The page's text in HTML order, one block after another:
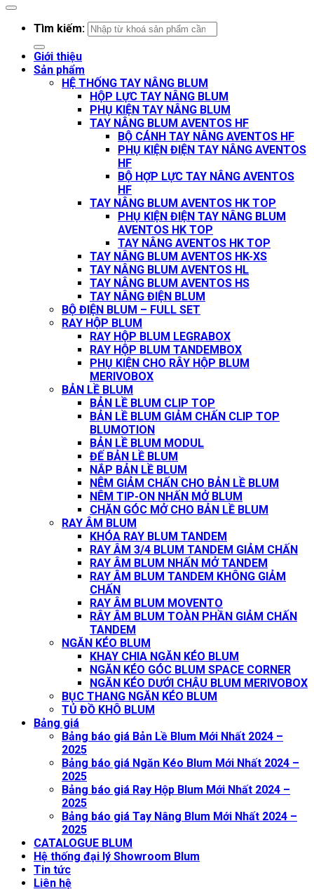
Tìm kiếm:
Giới thiệu
Sản phẩm
HỆ THỐNG TAY NÂNG BLUM
HỘP LỰC TAY NÂNG BLUM
PHỤ KIỆN TAY NÂNG BLUM
TAY NÂNG BLUM AVENTOS HF
BỘ CÁNH TAY NÂNG AVENTOS HF
PHỤ KIỆN ĐIỆN TAY NÂNG AVENTOS
HF
BỘ HỢP LỰC TAY NÂNG AVENTOS
HF
TAY NÂNG BLUM AVENTOS HK TOP
PHỤ KIỆN ĐIỆN TAY NÂNG BLUM
AVENTOS HK TOP
TAY NÂNG AVENTOS HK TOP
TAY NÂNG BLUM AVENTOS HK-XS
TAY NÂNG BLUM AVENTOS HL
TAY NÂNG BLUM AVENTOS HS
TAY NÂNG ĐIỆN BLUM
BỘ ĐIỆN BLUM – FULL SET
RAY HỘP BLUM
RAY HỘP BLUM LEGRABOX
RAY HỘP BLUM TANDEMBOX
PHỤ KIỆN CHO RÂY HỘP BLUM
MERIVOBOX
BẢN LỀ BLUM
BẢN LỀ BLUM CLIP TOP
BẢN LỀ BLUM GIẢM CHẤN CLIP TOP
BLUMOTION
BẢN LỀ BLUM MODUL
ĐẾ BẢN LỀ BLUM
NẮP BẢN LỀ BLUM
NÊM GIẢM CHẤN CHO BẢN LỀ BLUM
NÊM TIP-ON NHẤN MỞ BLUM
CHẶN GÓC MỞ CHO BẢN LỀ BLUM
RAY ÂM BLUM
KHÓA RAY BLUM TANDEM
RAY ÂM 3/4 BLUM TANDEM GIẢM CHẤN
RAY ÂM BLUM NHẤN MỞ TANDEM
RAY ÂM BLUM TANDEM KHÔNG GIẢM
CHẤN
RAY ÂM BLUM MOVENTO
RÂY ÂM BLUM TOÀN PHẦN GIẢM CHẤN
TANDEM
NGĂN KÉO BLUM
KHAY CHIA NGĂN KÉO BLUM
NGĂN KÉO GÓC BLUM SPACE CORNER
NGĂN KÉO DƯỚI CHẬU BLUM MERIVOBOX
BỤC THANG NGĂN KÉO BLUM
TỦ ĐỒ KHÔ BLUM
Bảng giá
Bảng báo giá Bản Lề Blum Mới Nhất 2024 –
2025
Bảng báo giá Ngăn Kéo Blum Mới Nhất 2024 –
2025
Bảng báo giá Ray Hộp Blum Mới Nhất 2024 –
2025
Bảng báo giá Tay Nâng Blum Mới Nhất 2024 –
2025
CATALOGUE BLUM
Hệ thống đại lý Showroom Blum
Tin tức
Liên hệ